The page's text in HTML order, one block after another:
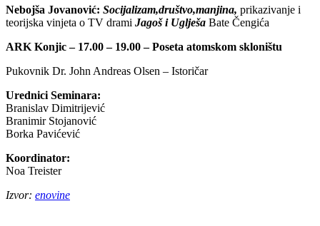
Nebojša Jovanović: Socijalizam,društvo,manjina, prikazivanje i
teorijska vinjeta o TV drami Jagoš i Uglješa Bate Čengića
ARK Konjic – 17.00 – 19.00 – Poseta atomskom skloništu
Pukovnik Dr. John Andreas Olsen – Istoričar
Urednici Seminara:
Branislav Dimitrijević
Branimir Stojanović
Borka Pavićević
Koordinator:
Noa Treister
Izvor: enovine